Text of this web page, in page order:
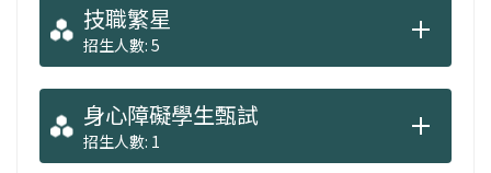
技職繁星
招生人數: 5
身心障礙學生甄試
招生人數: 1